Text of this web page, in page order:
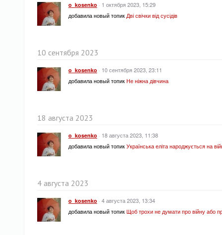
o_kosenko · 1 октября 2023, 15:29
добавила новый топик Дві свічки від сусідів
10 сентября 2023
o_kosenko · 10 сентября 2023, 23:11
добавила новый топикНе ніжна дівчина
18 августа 2023
o_kosenko · 18 августа 2023, 11:38
добавила новый топикУкраїнська еліта народжується на
4 августа 2023
o_kosenko · 4 августа 2023, 13:34
добавила новый топикЩоб трохи не думати про війну або